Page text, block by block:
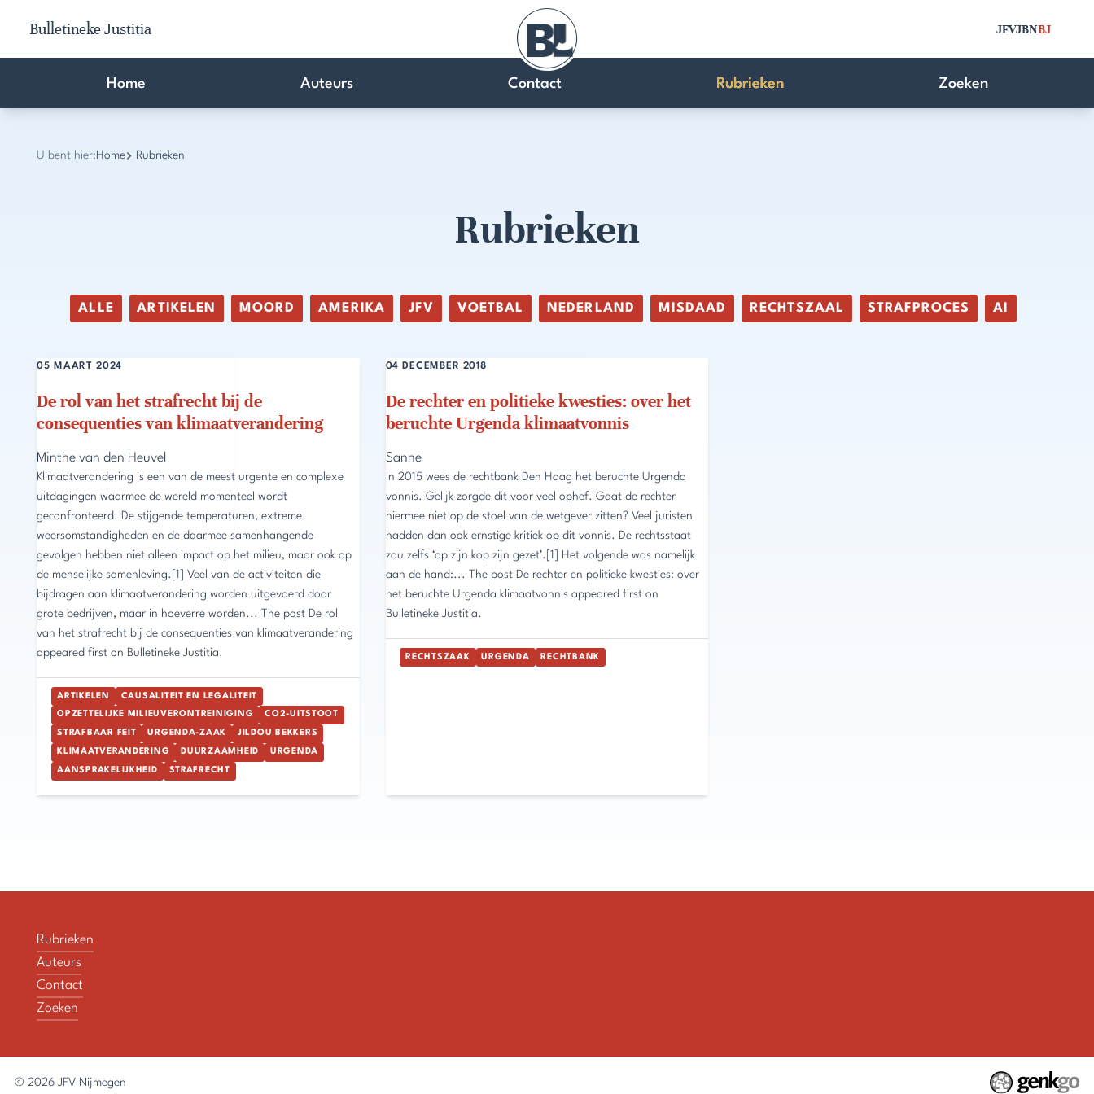
Bulletineke Justitia JFVJBNBJ
Home Auteurs Contact Rubrieken Zoeken
U bent hier: Home Rubrieken
Rubrieken
ALLE ARTIKELEN MOORD AMERIKA JFV VOETBAL NEDERLAND MISDAAD RECHTSZAAL STRAFPROCES AI
De rol van het strafrecht bij de
consequenties van klimaatverandering
05 MAART 2024
Minthe van den Heuvel
Klimaatverandering is een van de meest urgente en complexe
uitdagingen waarmee de wereld momenteel wordt
geconfronteerd. De stijgende temperaturen, extreme
weersomstandigheden en de daarmee samenhangende
gevolgen hebben niet alleen impact op het milieu, maar ook op
de menselijke samenleving.[1] Veel van de activiteiten die
bijdragen aan klimaatverandering worden uitgevoerd door
grote bedrijven, maar in hoeverre worden... The post De rol
van het strafrecht bij de consequenties van klimaatverandering
appeared first on Bulletineke Justitia.
ARTIKELEN CAUSALITEIT EN LEGALITEIT
OPZETTELIJKE MILIEUVERONTREINIGING CO2-UITSTOOT
STRAFBAAR FEIT URGENDA-ZAAK JILDOU BEKKERS
KLIMAATVERANDERING DUURZAAMHEID URGENDA
AANSPRAKELIJKHEID STRAFRECHT
De rechter en politieke kwesties: over het
beruchte Urgenda klimaatvonnis
04 DECEMBER 2018
Sanne
In 2015 wees de rechtbank Den Haag het beruchte Urgenda
vonnis. Gelijk zorgde dit voor veel ophef. Gaat de rechter
hiermee niet op de stoel van de wetgever zitten? Veel juristen
hadden dan ook ernstige kritiek op dit vonnis. De rechtsstaat
zou zelfs ‘op zijn kop zijn gezet’.[1] Het volgende was namelijk
aan de hand:... The post De rechter en politieke kwesties: over
het beruchte Urgenda klimaatvonnis appeared first on
Bulletineke Justitia.
RECHTSZAAK URGENDA RECHTBANK
Rubrieken
Auteurs
Contact
Zoeken
© 2026JFV Nijmegen